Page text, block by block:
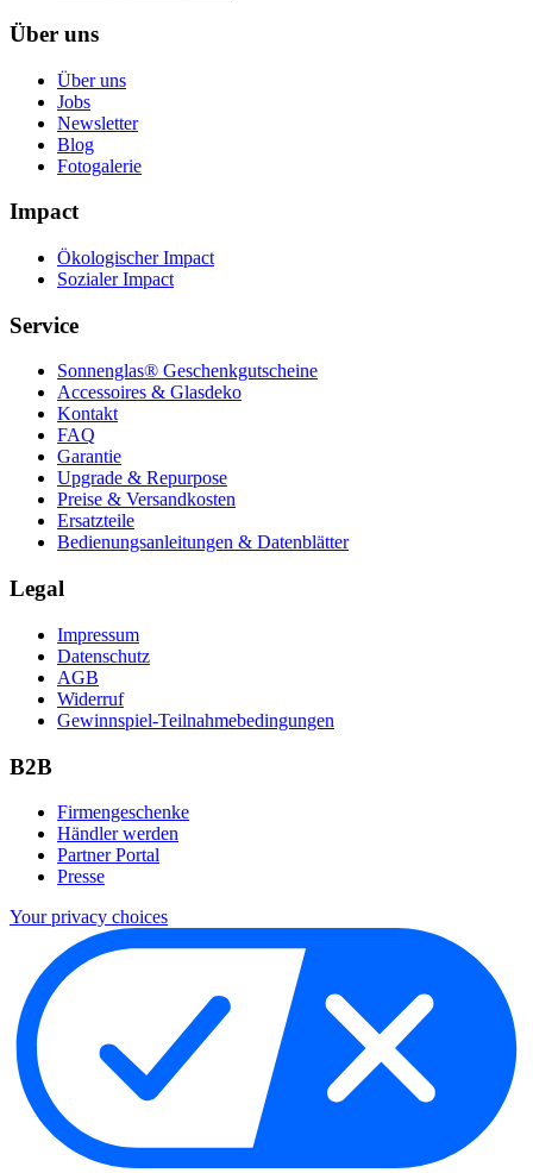
Über uns
Über uns
Jobs
Newsletter
Blog
Fotogalerie
Impact
Ökologischer Impact
Sozialer Impact
Service
Sonnenglas® Geschenkgutscheine
Accessoires & Glasdeko
Kontakt
FAQ
Garantie
Upgrade & Repurpose
Preise & Versandkosten
Ersatzteile
Bedienungsanleitungen & Datenblätter
Legal
Impressum
Datenschutz
AGB
Widerruf
Gewinnspiel-Teilnahmebedingungen
B2B
Firmengeschenke
Händler werden
Partner Portal
Presse
Your privacy choices